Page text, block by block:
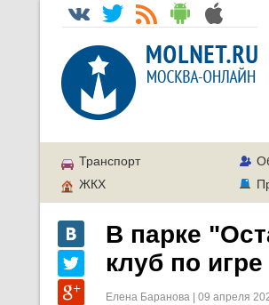
Транспорт
ЖКХ
В парке
клуб по
Елена Баранова | 09 апреля